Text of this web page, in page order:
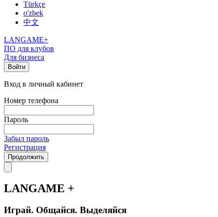
Türkçe
o'zbek
中文
LANGAME+
ПО для клубов
Для бизнеса
Войти
Вход в личный кабинет
Номер телефона
Пароль
Забыл пароль
Регистрация
Продолжить
LANGAME +
Играй. Общайся. Выделяйся